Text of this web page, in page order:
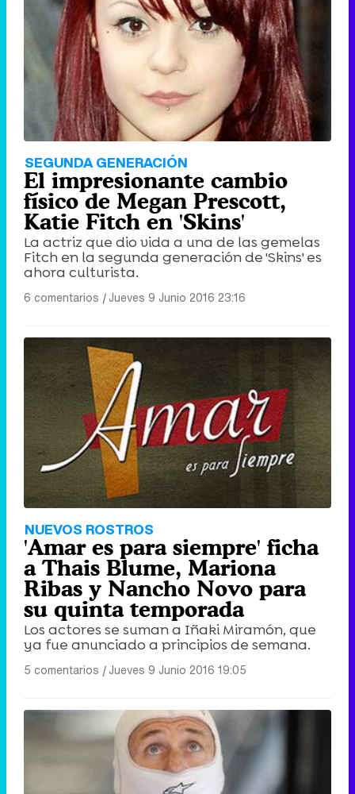
SEGUNDA GENERACIÓN
El impresionante cambio
físico de Megan Prescott,
Katie Fitch en 'Skins'
La actriz que dio vida a una de las gemelas
Fitch en la segunda generación de 'Skins' es
ahora culturista.
6 comentarios |Jueves 9 Junio 2016 23:16
NUEVOS ROSTROS
'Amar es para siempre' ficha
a Thais Blume, Mariona
Ribas y Nancho Novo para
su quinta temporada
Los actores se suman a Iñaki Miramón, que
ya fue anunciado a principios de semana.
5 comentarios |Jueves 9 Junio 2016 19:05